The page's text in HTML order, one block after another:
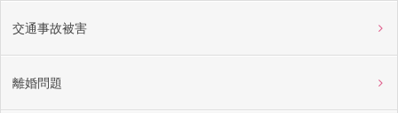
交通事故被害
離婚問題